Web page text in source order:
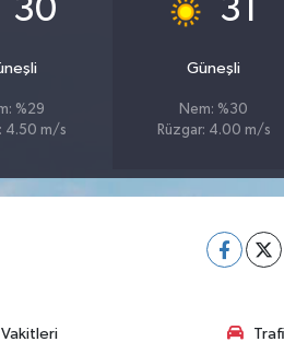
30
%29
4.50 m/s
31
Güneşli
Nem: %30
Rüzgar: 4.00 m/s